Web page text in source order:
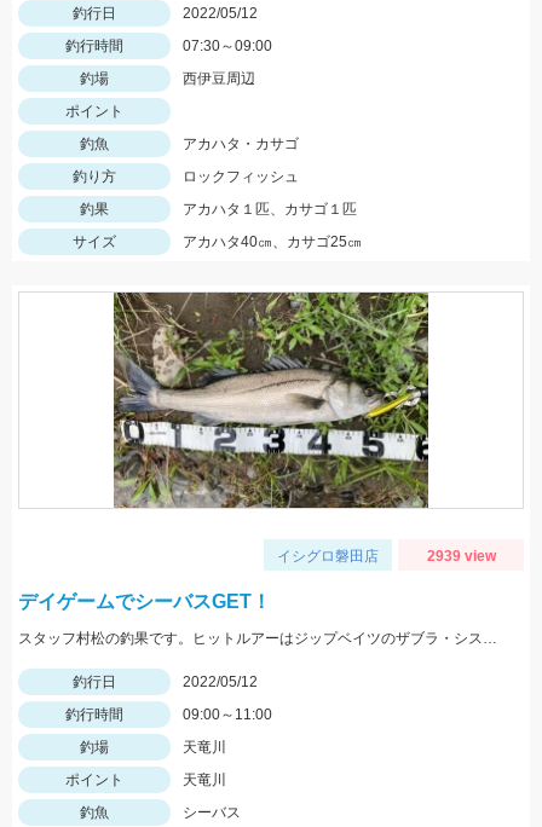
釣行日
2022/05/12
釣行時間
07:30～09:00
釣場
西伊豆周辺
ポイント
釣魚
アカハタ・カサゴ
釣り方
ロックフィッシュ
釣果
アカハタ１匹、カサゴ１匹
サイズ
アカハタ40㎝、カサゴ25㎝
イシグロ磐田店 2939 view
デイゲームでシーバスGET！
スタッフ村松の釣果です。ヒットルアーはジップベイツのザブラ・システムミノー9Fタイダルにて！
釣行日
2022/05/12
釣行時間
09:00～11:00
釣場
天竜川
ポイント
天竜川
釣魚
シーバス